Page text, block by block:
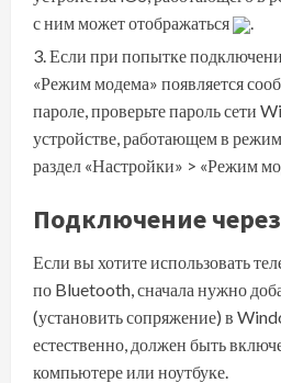
с ним может отображаться
.
Если при попытке
«Режим модема» появляется
пароле, проверьте пароль сети
устройстве, работающем в
раздел «Настройки» > «Режим
Подключение
Если вы хотите использовать
по Bluetooth, сначала нужно
(установить сопряжение) в
естественно, должен быть
компьютере или ноутбуке.